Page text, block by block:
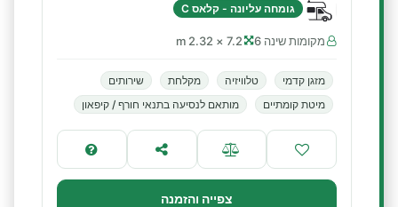
גומחה עליונה - קלאס C
מקומות שינה 6 7.2 × 2.32 m
מזגן קדמי טלוויזיה מקלחת
שירותים
מיטת קומתיים
מותאם לנסיעה בתנאי חורף / קיפאון
צפייה והזמנה